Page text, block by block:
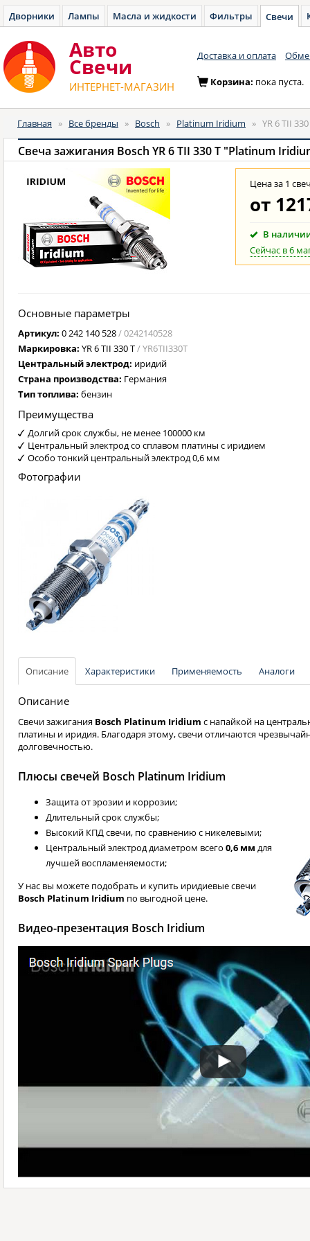
Дворники Лампы Масла и жидкости Фильтры Свечи
Авто
Cвечи
ИНТЕРНЕТ-МАГАЗИН
Доставка и оплата
Корзина: пока пуста.
Главная » Все бренды » Bosch » Platinum Iridium » YR 6 TII
Свеча зажигания Bosch YR 6 TII 330 T "Platinum
Цена за 1
от
В
Сейчас в 6
Основные параметры
Артикул: 0 242 140 528/ 0242140528
Маркировка: YR 6 TII 330 T/ YR6TII330T
Центральный электрод: иридий
Страна производства: Германия
Тип топлива: бензин
Преимущества
Долгий срок службы, не менее 100000 км
Центральный электрод со сплавом платины с иридием
Особо тонкий центральный электрод 0,6 мм
Фотографии
Описание Характеристики Применяемость Аналоги
Описание
Свечи зажигания Bosch Platinum Iridium с напайкой на
платины и иридия. Благодаря этому, свечи отличаются
долговечностью.
Плюсы свечей Bosch Platinum Iridium
Защита от эрозии и коррозии;
Длительный срок службы;
Высокий КПД свечи, по сравнению с никелевыми;
Центральный электрод диаметром всего 0,6 мм для
лучшей воспламеняемости;
У нас вы можете подобрать и купить иридиевые свечи
Bosch Platinum Iridium по выгодной цене.
Видео-презентация Bosch Iridium